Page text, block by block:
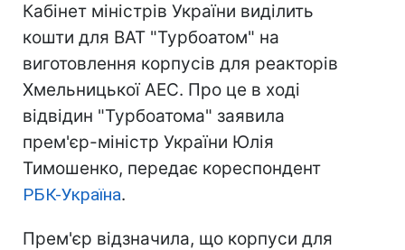
Кабінет міністрів України виділить
кошти для ВАТ "Турбоатом" на
виготовлення корпусів для реакторів
Хмельницької АЕС. Про це в ході
відвідин "Турбоатома" заявила
прем'єр-міністр України Юлія
Тимошенко, передає кореспондент
РБК-Україна.
Прем'єр відзначила, що корпуси для